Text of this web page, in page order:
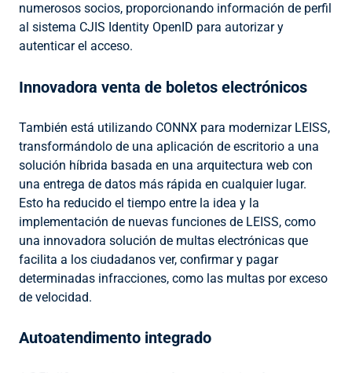
numerosos socios, proporcionando información de perfil
al sistema CJIS Identity OpenID para autorizar y
autenticar el acceso.
Innovadora venta de boletos electrónicos
También está utilizando CONNX para modernizar LEISS,
transformándolo de una aplicación de escritorio a una
solución híbrida basada en una arquitectura web con
una entrega de datos más rápida en cualquier lugar.
Esto ha reducido el tiempo entre la idea y la
implementación de nuevas funciones de LEISS, como
una innovadora solución de multas electrónicas que
facilita a los ciudadanos ver, confirmar y pagar
determinadas infracciones, como las multas por exceso
de velocidad.
Autoatendimento integrado